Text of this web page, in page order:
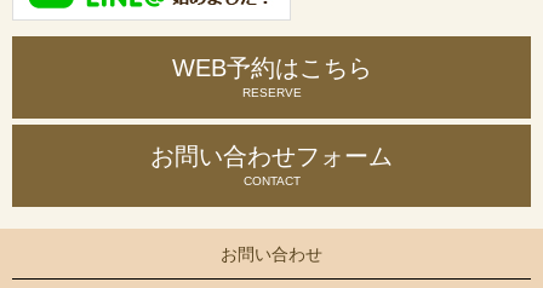
WEB予約はこちら
RESERVE
お問い合わせフォーム
CONTACT
お問い合わせ